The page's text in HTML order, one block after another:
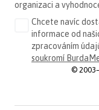
organizaci a
Chcete navíc
informace od
zpracováním
soukromí
©